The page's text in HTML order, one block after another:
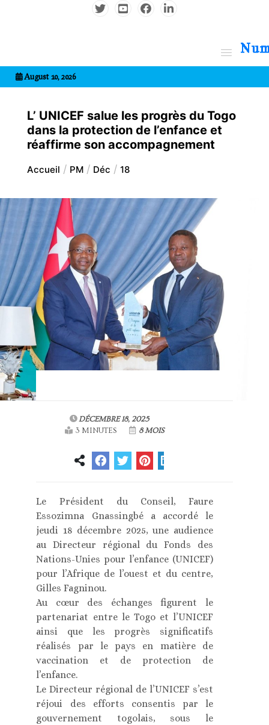
August 10, 2026
L’ UNICEF salue les progrès du Togo
dans la protection de l’enfance et
réaffirme son accompagnement
Accueil PM Déc 18
DÉCEMBRE 18, 2025
3 MINUTES
8 MOIS
Le Président du Conseil, Faure
Essozimna Gnassingbé a accordé le
jeudi 18 décembre 2025, une audience
au Directeur régional du Fonds des
Nations-Unies pour l’enfance (UNICEF)
pour l’Afrique de l’ouest et du centre,
Gilles Fagninou.
Au cœur des échanges figurent le
partenariat entre le Togo et l’UNICEF
ainsi que les progrès significatifs
réalisés par le pays en matière de
vaccination et de protection de
l’enfance.
Le Directeur régional de l’UNICEF s’est
réjoui des efforts consentis par le
gouvernement togolais, sous le